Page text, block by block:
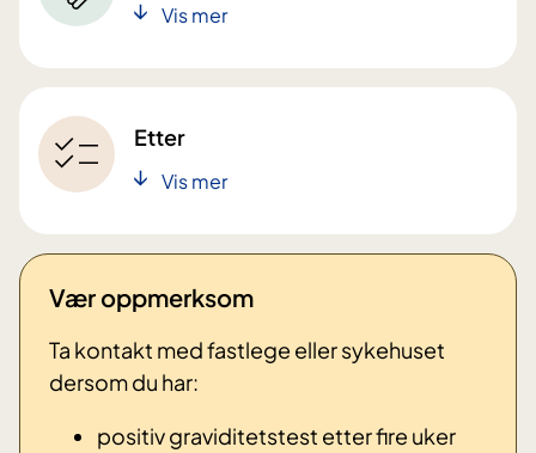
Vis mer
Etter
Vis mer
Vær oppmerksom
Ta kontakt med fastlege eller sykehuset
dersom du har:
positiv graviditetstest etter fire uker